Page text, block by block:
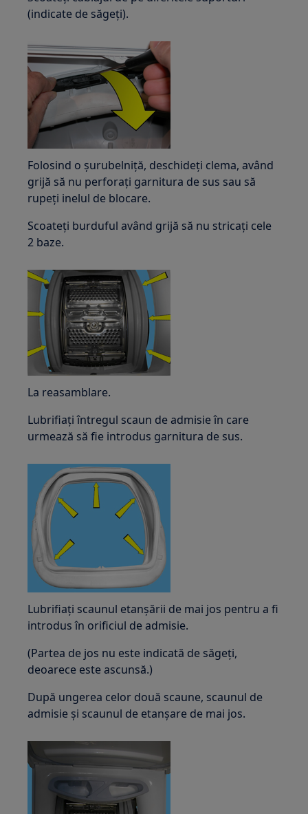
(indicate de săgeți).
Folosind o șurubelniță, deschideți clema, având
grijă să nu perforați garnitura de sus sau să
rupeți inelul de blocare.
Scoateți burduful având grijă să nu stricați cele
2 baze.
La reasamblare.
Lubrifiați întregul scaun de admisie în care
urmează să fie introdus garnitura de sus.
Lubrifiați scaunul etanșării de mai jos pentru a fi
introdus în orificiul de admisie.
(Partea de jos nu este indicată de săgeți,
deoarece este ascunsă.)
După ungerea celor două scaune, scaunul de
admisie și scaunul de etanșare de mai jos.